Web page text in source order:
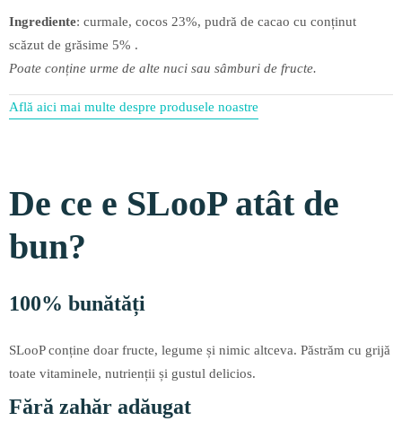
Ingrediente: curmale, cocos 23%, pudră de cacao cu conținut
scăzut de grăsime 5% .
Poate conține urme de alte nuci sau sâmburi de fructe.
Află aici mai multe despre produsele noastre
De ce e SLooP atât de
bun?
100% bunătăți
SLooP conține doar fructe, legume și nimic altceva. Păstrăm cu grijă
toate vitaminele, nutrienții și gustul delicios.
Fără zahăr adăugat